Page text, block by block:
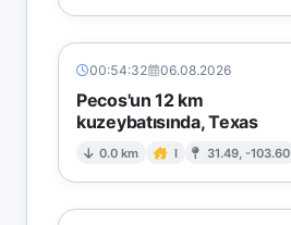
00:54:32 06.08.2026
Pecos'un 12 km
kuzeybatısında, Texas
0.0 km I 31.49, -103.60